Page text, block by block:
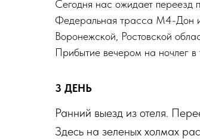
Сегодня нас ожидает переезд
Федеральная трасса М4-Дон
Воронежской, Ростовской
Прибытие вечером на ночлег в
3 ДЕНЬ
Ранний выезд из отеля.
Здесь на зеленых холмах